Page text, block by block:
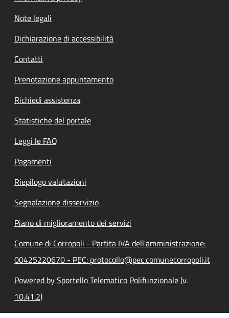
Note legali
Dichiarazione di accessibilità
Contatti
Prenotazione appuntamento
Richiedi assistenza
Statistiche del portale
Leggi le FAQ
Pagamenti
Riepilogo valutazioni
Segnalazione disservizio
Piano di miglioramento dei servizi
Comune di Corropoli - Partita IVA dell'amministrazione:
00425220670 - PEC: protocollo@pec.comunecorropoli.it
Powered by Sportello Telematico Polifunzionale (v.
10.41.2)